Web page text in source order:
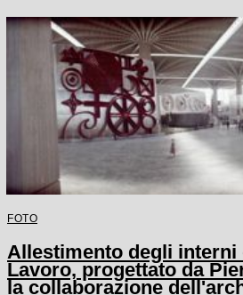
FOTO
Allestimento degli interni
Lavoro, progettato da
la collaborazione